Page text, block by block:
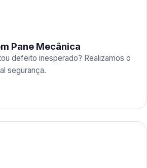
Pane Mecânica
defeito inesperado? Realizamos o
segurança.